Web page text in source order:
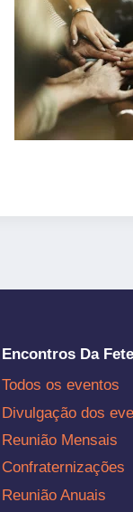
Encontros Da
Todos os eventos
Divulgação dos
Reunião Mensais
Confraternizações
Reunião Anuais